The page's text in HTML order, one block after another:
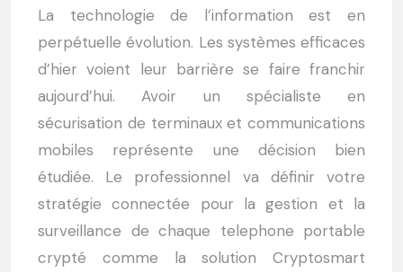
La technologie de l’information est en
perpétuelle évolution. Les systèmes efficaces
d’hier voient leur barrière se faire franchir
aujourd’hui. Avoir un spécialiste en
sécurisation de terminaux et communications
mobiles représente une décision bien
étudiée. Le professionnel va définir votre
stratégie connectée pour la gestion et la
surveillance de chaque telephone portable
crypté comme la solution Cryptosmart